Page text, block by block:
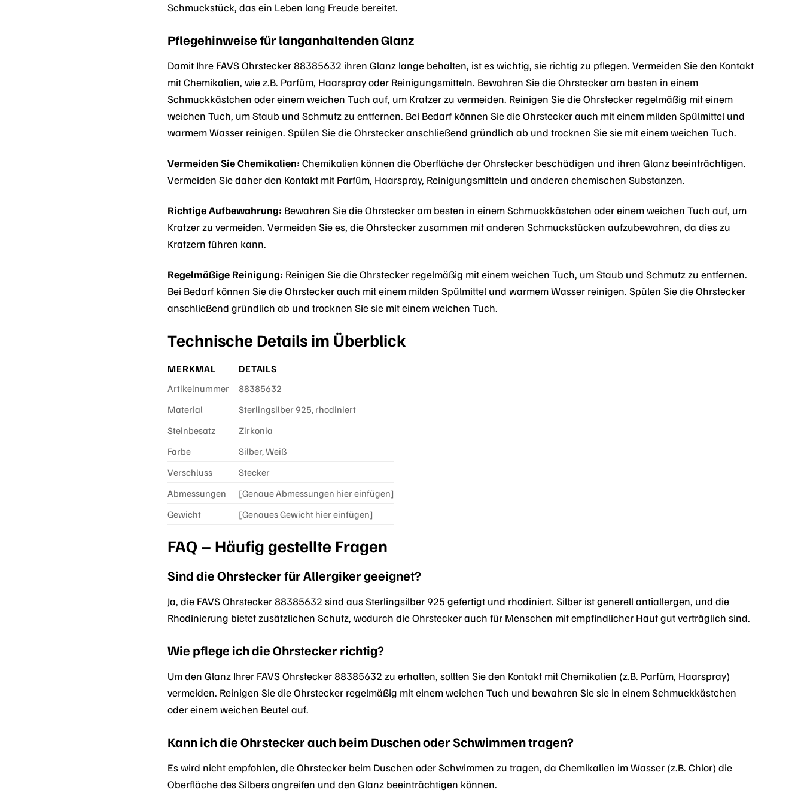
Schmuckstück, das ein Leben lang Freude bereitet.
Pflegehinweise für langanhaltenden Glanz
Damit Ihre FAVS Ohrstecker 88385632 ihren Glanz lange behalten, ist es wichtig, sie richtig zu pflegen. Vermeiden Sie den Kontakt
mit Chemikalien, wie z.B. Parfüm, Haarspray oder Reinigungsmitteln. Bewahren Sie die Ohrstecker am besten in einem
Schmuckkästchen oder einem weichen Tuch auf, um Kratzer zu vermeiden. Reinigen Sie die Ohrstecker regelmäßig mit einem
weichen Tuch, um Staub und Schmutz zu entfernen. Bei Bedarf können Sie die Ohrstecker auch mit einem milden Spülmittel und
warmem Wasser reinigen. Spülen Sie die Ohrstecker anschließend gründlich ab und trocknen Sie sie mit einem weichen Tuch.
Vermeiden Sie Chemikalien: Chemikalien können die Oberfläche der Ohrstecker beschädigen und ihren Glanz beeinträchtigen.
Vermeiden Sie daher den Kontakt mit Parfüm, Haarspray, Reinigungsmitteln und anderen chemischen Substanzen.
Richtige Aufbewahrung: Bewahren Sie die Ohrstecker am besten in einem Schmuckkästchen oder einem weichen Tuch auf, um
Kratzer zu vermeiden. Vermeiden Sie es, die Ohrstecker zusammen mit anderen Schmuckstücken aufzubewahren, da dies zu
Kratzern führen kann.
Regelmäßige Reinigung: Reinigen Sie die Ohrstecker regelmäßig mit einem weichen Tuch, um Staub und Schmutz zu entfernen.
Bei Bedarf können Sie die Ohrstecker auch mit einem milden Spülmittel und warmem Wasser reinigen. Spülen Sie die Ohrstecker
anschließend gründlich ab und trocknen Sie sie mit einem weichen Tuch.
Technische Details im Überblick
MERKMAL
DETAILS
Artikelnummer
88385632
Material
Sterlingsilber 925, rhodiniert
Steinbesatz
Zirkonia
Farbe
Silber, Weiß
Verschluss
Stecker
Abmessungen
[Genaue Abmessungen hier einfügen]
Gewicht
[Genaues Gewicht hier einfügen]
FAQ – Häufig gestellte Fragen
Sind die Ohrstecker für Allergiker geeignet?
Ja, die FAVS Ohrstecker 88385632 sind aus Sterlingsilber 925 gefertigt und rhodiniert. Silber ist generell antiallergen, und die
Rhodinierung bietet zusätzlichen Schutz, wodurch die Ohrstecker auch für Menschen mit empfindlicher Haut gut verträglich sind.
Wie pflege ich die Ohrstecker richtig?
Um den Glanz Ihrer FAVS Ohrstecker 88385632 zu erhalten, sollten Sie den Kontakt mit Chemikalien (z.B. Parfüm, Haarspray)
vermeiden. Reinigen Sie die Ohrstecker regelmäßig mit einem weichen Tuch und bewahren Sie sie in einem Schmuckkästchen
oder einem weichen Beutel auf.
Kann ich die Ohrstecker auch beim Duschen oder Schwimmen tragen?
Es wird nicht empfohlen, die Ohrstecker beim Duschen oder Schwimmen zu tragen, da Chemikalien im Wasser (z.B. Chlor) die
Oberfläche des Silbers angreifen und den Glanz beeinträchtigen können.